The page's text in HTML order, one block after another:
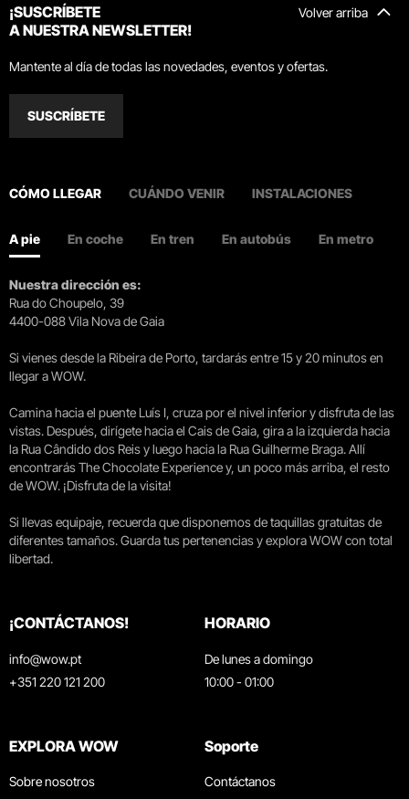
Volver arriba
¡SUSCRÍBETE
A NUESTRA NEWSLETTER!
Mantente al día de todas las novedades, eventos y ofertas.
SUSCRÍBETE
CÓMO LLEGAR CUÁNDO VENIR INSTALACIONES
A pie En coche En tren En autobús En metro
Nuestra dirección es:
Rua do Choupelo, 39
4400-088 Vila Nova de Gaia
Si vienes desde la Ribeira de Porto, tardarás entre 15 y 20 minutos en
llegar a WOW.
Camina hacia el puente Luís I, cruza por el nivel inferior y disfruta de las
vistas. Después, dirígete hacia el Cais de Gaia, gira a la izquierda hacia
la Rua Cândido dos Reis y luego hacia la Rua Guilherme Braga. Allí
encontrarás The Chocolate Experience y, un poco más arriba, el resto
de WOW. ¡Disfruta de la visita!
Si llevas equipaje, recuerda que disponemos de taquillas gratuitas de
diferentes tamaños. Guarda tus pertenencias y explora WOW con total
libertad.
¡CONTÁCTANOS!
info@wow.pt
+351 220 121 200
HORARIO
De lunes a domingo
10:00 - 01:00
EXPLORA WOW
Sobre nosotros
Soporte
Contáctanos